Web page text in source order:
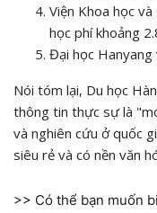
Viện Khoa học
học phí khoảng
Đại học
Nói tóm lại, Du học
thông tin thực sự là
và nghiên cứu ở quốc
siêu rẻ và có nền văn
>> Có thể bạn muốn